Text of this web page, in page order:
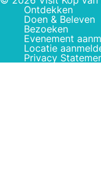
Ontdekken
Doen & Beleven
Bezoeken
Evenement
Locatie
Privacy